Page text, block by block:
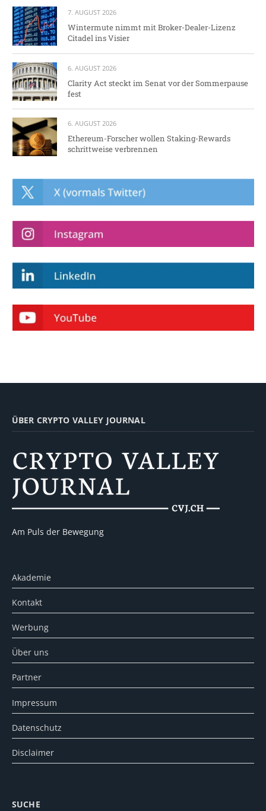
7. AUGUST 2026
Wintermute nimmt mit Broker-Dealer-Lizenz
Citadel ins Visier
6. AUGUST 2026
Clarity Act steckt im Senat vor der Sommerpause
fest
6. AUGUST 2026
Ethereum-Forscher wollen Staking-Rewards
schrittweise verbrennen
ÜBER CRYPTO VALLEY JOURNAL
Am Puls der Bewegung
Akademie
Kontakt
Werbung
Über uns
Partner
Impressum
Datenschutz
Disclaimer
SUCHE